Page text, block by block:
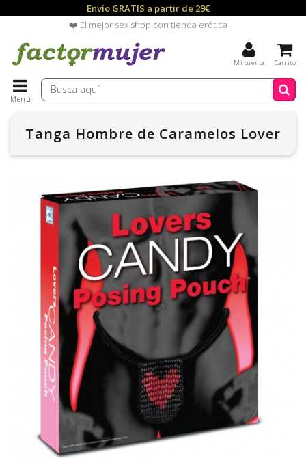
Envío GRATIS a partir de 29€
❤️ El mejor sex shop con tienda erótica
Carrito
Mi cuenta
Menú
Tanga Hombre de Caramelos Lover